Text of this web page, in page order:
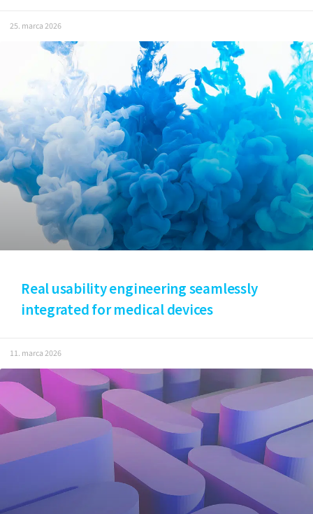
25. marca 2026
Real usability engineering seamlessly
integrated for medical devices
11. marca 2026